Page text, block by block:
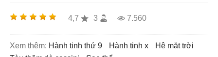
4,7 3 7.560
Xem thêm: hành tinh thứ 9 hành tinh x
hệ mặt trời